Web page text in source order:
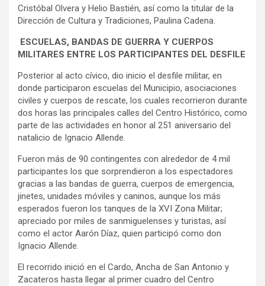
Cristóbal Olvera y Helio Bastién, así como la titular de la
Dirección de Cultura y Tradiciones, Paulina Cadena.
ESCUELAS, BANDAS DE GUERRA Y CUERPOS
MILITARES ENTRE LOS PARTICIPANTES DEL DESFILE
Posterior al acto cívico, dio inicio el desfile militar, en
donde participaron escuelas del Municipio, asociaciones
civiles y cuerpos de rescate, los cuales recorrieron durante
dos horas las principales calles del Centro Histórico, como
parte de las actividades en honor al 251 aniversario del
natalicio de Ignacio Allende.
Fueron más de 90 contingentes con alrededor de 4 mil
participantes los que sorprendieron a los espectadores
gracias a las bandas de guerra, cuerpos de emergencia,
jinetes, unidades móviles y caninos, aunque los más
esperados fueron los tanques de la XVI Zona Militar;
apreciado por miles de sanmiguelenses y turistas, así
como el actor Aarón Díaz, quien participó como don
Ignacio Allende.
El recorrido inició en el Cardo, Ancha de San Antonio y
Zacateros hasta llegar al primer cuadro del Centro